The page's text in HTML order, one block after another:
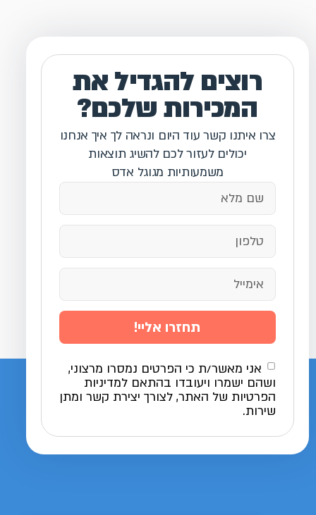
רוצים להגדיל את
המכירות שלכם?
צרו איתנו קשר עוד היום ונראה לך איך אנחנו
יכולים לעזור לכם להשיג תוצאות
משמעותיות מגוגל אדס
אני מאשר/ת כי הפרטים נמסרו מרצוני,
ושהם ישמרו ויעובדו בהתאם למדיניות
הפרטיות של האתר, לצורך יצירת קשר ומתן
שירות.
תחזרו אליי!